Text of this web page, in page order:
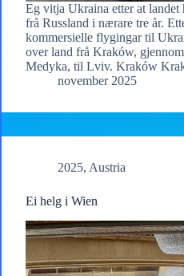
Eg vitja Ukraina etter at landet
frå Russland i nærare tre år.
kommersielle flygingar til
over land frå Kraków,
Medyka, til Lviv. Kraków
november 2025
2025, Austria
Ei helg i Wien